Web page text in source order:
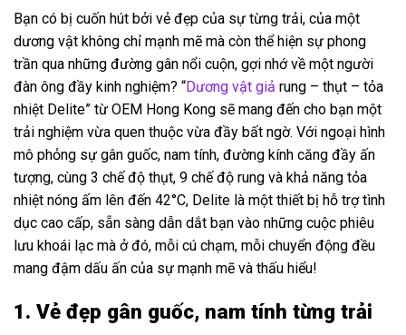
Bạn có bị cuốn hút bởi vẻ đẹp của sự từng trải, của một
dương vật không chỉ mạnh mẽ mà còn thể hiện sự phong
trần qua những đường gân nổi cuộn, gợi nhớ về một người
đàn ông đầy kinh nghiệm? “Dương vật giả rung – thụt – tỏa
nhiệt Delite” từ OEM Hong Kong sẽ mang đến cho bạn một
trải nghiệm vừa quen thuộc vừa đầy bất ngờ. Với ngoại hình
mô phỏng sự gân guốc, nam tính, đường kính căng đầy ấn
tượng, cùng 3 chế độ thụt, 9 chế độ rung và khả năng tỏa
nhiệt nóng ấm lên đến 42°C, Delite là một thiết bị hỗ trợ tình
dục cao cấp, sẵn sàng dẫn dắt bạn vào những cuộc phiêu
lưu khoái lạc mà ở đó, mỗi cú chạm, mỗi chuyển động đều
mang đậm dấu ấn của sự mạnh mẽ và thấu hiểu!
1. Vẻ đẹp gân guốc, nam tính từng trải